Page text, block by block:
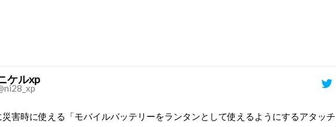
ケルxp
害時に使える「モバイルバッテリーをランタンとして使えるようにするアタッチ